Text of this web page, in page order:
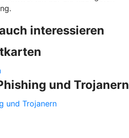
interessieren
und Trojanern
und Trojanern